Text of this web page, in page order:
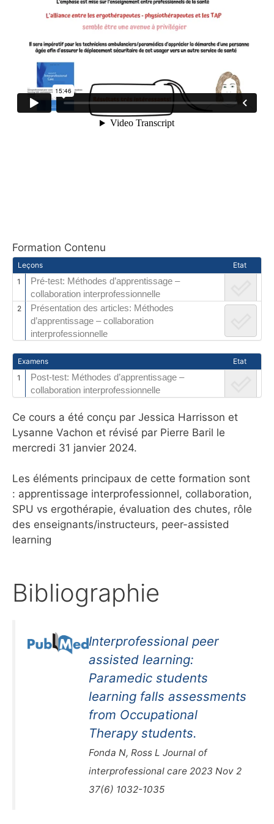
Formation Contenu
Leçons
Etat
1
Pré-test: Méthodes d’apprentissage –
collaboration interprofessionnelle
2
Présentation des articles: Méthodes
d’apprentissage – collaboration
interprofessionnelle
Examens
Etat
1
Post-test: Méthodes d’apprentissage –
collaboration interprofessionnelle
Ce cours a été conçu par Jessica Harrisson et
Lysanne Vachon et révisé par Pierre Baril le
mercredi 31 janvier 2024.
Les éléments principaux de cette formation sont
: apprentissage interprofessionnel, collaboration,
SPU vs ergothérapie, évaluation des chutes, rôle
des enseignants/instructeurs, peer-assisted
learning
Bibliographie
Interprofessional peer
assisted learning:
Paramedic students
learning falls assessments
from Occupational
Therapy students.
Fonda N, Ross L Journal of
interprofessional care 2023 Nov 2
37(6) 1032-1035